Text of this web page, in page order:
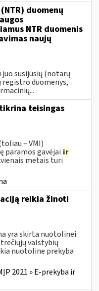
duomenų
NTR duomenis
naujų
juo susijusių (notarų
registro duomenys,
teisingas
– VMI)
paramos gavėjai ir
metais turi
reikia žinoti
yra skirta nuotolinei
trečiųjų valstybių
nuotoline prekyba
2021 » E-prekyba ir